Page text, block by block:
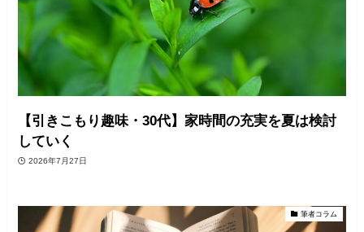
【引きこもり趣味・30代】家時間の充実を夏は検討
していく
2026年7月27日
筆者コラム